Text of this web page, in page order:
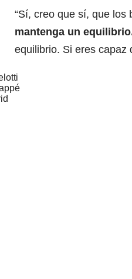
“Sí, creo que sí, que los
mantenga un
equilibrio. Si eres capaz